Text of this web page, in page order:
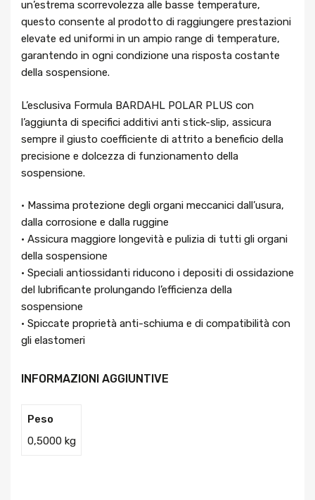
un’estrema scorrevolezza alle basse temperature,
questo consente al prodotto di raggiungere prestazioni
elevate ed uniformi in un ampio range di temperature,
garantendo in ogni condizione una risposta costante
della sospensione.
L’esclusiva Formula BARDAHL POLAR PLUS con
l’aggiunta di specifici additivi anti stick-slip, assicura
sempre il giusto coefficiente di attrito a beneficio della
precisione e dolcezza di funzionamento della
sospensione.
• Massima protezione degli organi meccanici dall’usura,
dalla corrosione e dalla ruggine
• Assicura maggiore longevità e pulizia di tutti gli organi
della sospensione
• Speciali antiossidanti riducono i depositi di ossidazione
del lubrificante prolungando l’efficienza della
sospensione
• Spiccate proprietà anti-schiuma e di compatibilità con
gli elastomeri
INFORMAZIONI AGGIUNTIVE
Peso
0,5000 kg